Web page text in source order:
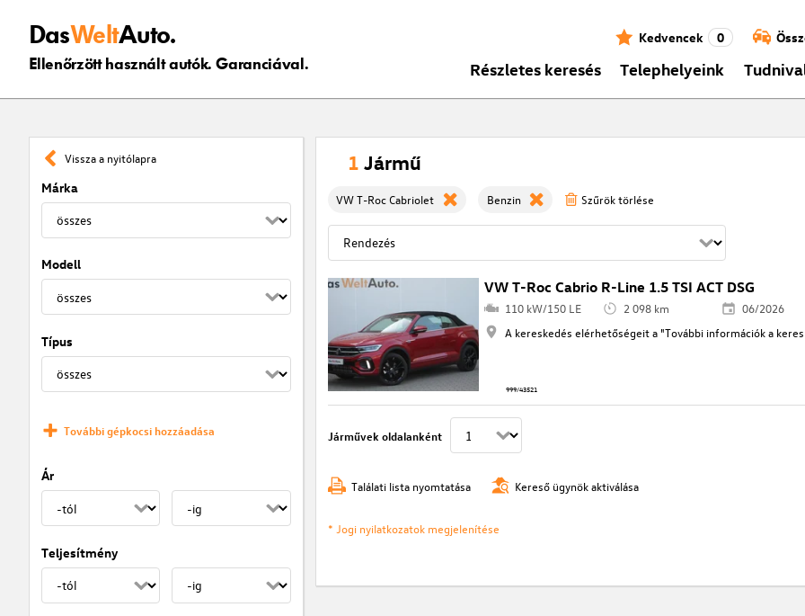
DasWeltAuto.
Ellenőrzött használt autók. Garanciával.
Kedvencek 0
Részletes keresés Telephelyeink
Vissza a nyitólapra
Márka
Modell
Típus
További gépkocsi hozzáadása
Ár
Teljesítmény
1 Jármű
VW T-Roc Cabriolet Benzin Szűrök törlése
VW T-Roc Cabrio R-Line 1.5 TSI ACT DSG
110 kW/150 LE 2 098 km
06/2026
A kereskedés elérhetőségeit a "További információk a
999/43521
Járművek oldalanként
Találati lista nyomtatása Kereső ügynök aktiválása
* Jogi nyilatkozatok megjelenítése